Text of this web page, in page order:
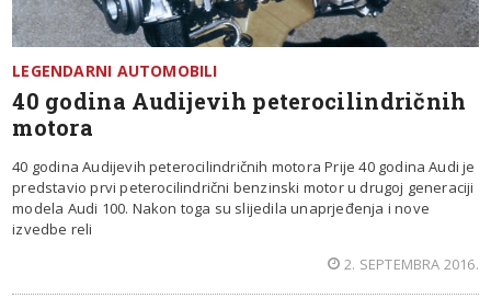
LEGENDARNI AUTOMOBILI
40 godina Audijevih peterocilindričnih
motora
40 godina Audijevih peterocilindričnih motora Prije 40 godina Audi je
predstavio prvi peterocilindrični benzinski motor u drugoj generaciji
modela Audi 100. Nakon toga su slijedila unaprjeđenja i nove
izvedbe reli
2. SEPTEMBRA 2016.